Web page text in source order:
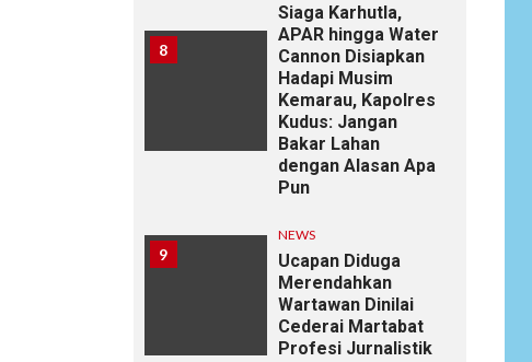
8
Siaga Karhutla,
APAR hingga Water
Cannon Disiapkan
Hadapi Musim
Kemarau, Kapolres
Kudus: Jangan
Bakar Lahan
dengan Alasan Apa
Pun
9
NEWS
Ucapan Diduga
Merendahkan
Wartawan Dinilai
Cederai Martabat
Profesi Jurnalistik